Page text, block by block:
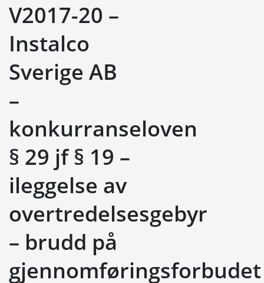
V2017-20 –
Instalco
Sverige AB
–
konkurranseloven
§ 29 jf § 19 –
ileggelse av
overtredelsesgebyr
– brudd på
gjennomføringsforbudet